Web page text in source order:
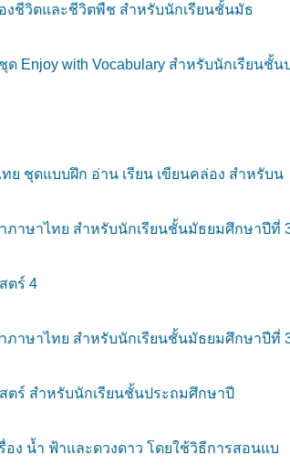
งชีวิตและชีวิตพืช สำหรับนักเรียนชั้นมัธ
Enjoy with Vocabulary สำหรับนักเรียนชั้น
ย ชุดแบบฝึก อ่าน เรียน เขียนคล่อง สำหรับน
าษาไทย สำหรับนักเรียนชั้นมัธยมศึกษาปีที่
ตร์ 4
าษาไทย สำหรับนักเรียนชั้นมัธยมศึกษาปีที่
ตร์ สำหรับนักเรียนชั้นประถมศึกษาปี
ง น้ำ ฟ้าและดวงดาว โดยใช้วิธีการสอนแบ